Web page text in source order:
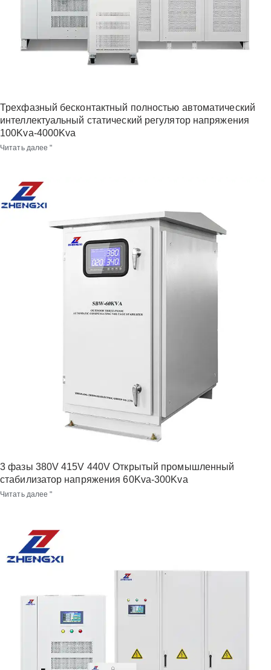
Трехфазный бесконтактный полностью автоматический
интеллектуальный статический регулятор напряжения
100Kva-4000Kva
Читать далее "
3 фазы 380V 415V 440V Открытый промышленный
стабилизатор напряжения 60Kva-300Kva
Читать далее "